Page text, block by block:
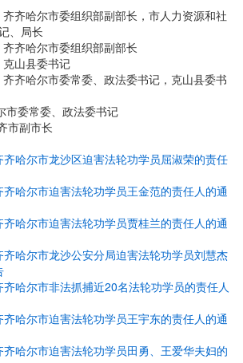
齐哈尔市委组织部副部长，市人力资源和社
、局长
齐哈尔市委组织部副部长
山县委书记
齐哈尔市委常委、政法委书记，克山县委书
市委常委、政法委书记
市副市长
哈尔市龙沙区迫害法轮功学员屈淑荣的责任
哈尔市迫害法轮功学员王金范的责任人的通
哈尔市迫害法轮功学员贾桂兰的责任人的通
哈尔市龙沙公安分局迫害法轮功学员刘慧杰
哈尔市非法抓捕近20名法轮功学员的责任人
哈尔市迫害法轮功学员王宇东的责任人的通
哈尔市迫害法轮功学员田勇、王爱华夫妇的